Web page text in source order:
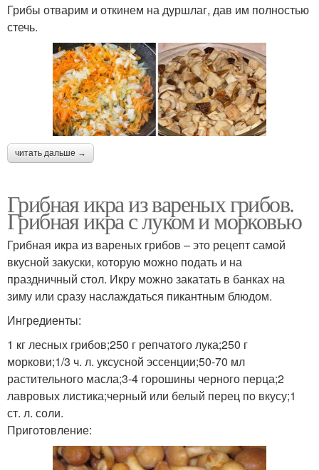
Грибы отварим и откинем на дуршлаг, дав им полностью
стечь.
читать дальше →
Грибная икра из вареных грибов.
Грибная икра с луком и морковью
Грибная икра из вареных грибов – это рецепт самой
вкусной закуски, которую можно подать и на
праздничный стол. Икру можно закатать в банках на
зиму или сразу наслаждаться пикантным блюдом.
Ингредиенты:
1 кг лесных грибов;250 г репчатого лука;250 г
моркови;1/3 ч. л. уксусной эссенции;50-70 мл
растительного масла;3-4 горошины черного перца;2
лавровых листика;черный или белый перец по вкусу;1
ст. л. соли.
Приготовление: